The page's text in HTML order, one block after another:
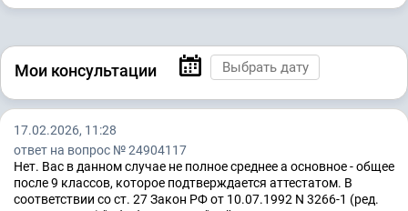
Мои консультации
17.02.2026, 11:28
ответ на вопрос № 24904117
Нет. Вас в данном случае не полное среднее а основное - общее
после 9 классов, которое подтверждается аттестатом. В
соответствии со ст. 27 Закон РФ от 10.07.1992 N 3266-1 (ред.